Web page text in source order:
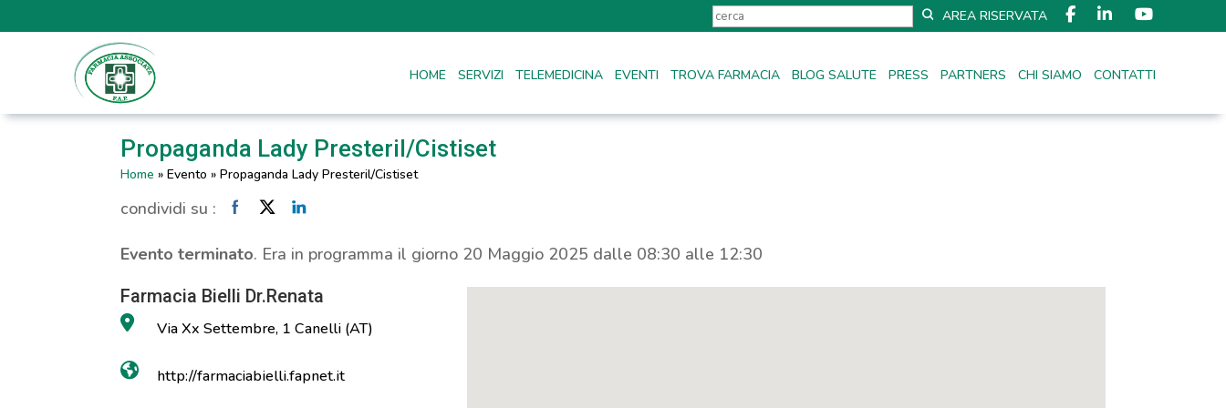
AREA RISERVATA
HOME SERVIZI TELEMEDICINA EVENTI TROVA FARMACIA BLOG SALUTE PRESS PARTNERS CHI SIAMO CONTATTI
Propaganda Lady Presteril/Cistiset
Home » Evento » Propaganda Lady Presteril/Cistiset
condividi su :
Evento terminato. Era in programma il giorno 20 Maggio 2025 dalle 08:30 alle 12:30
Farmacia Bielli Dr.Renata
Via Xx Settembre, 1 Canelli (AT)
http://farmaciabielli.fapnet.it